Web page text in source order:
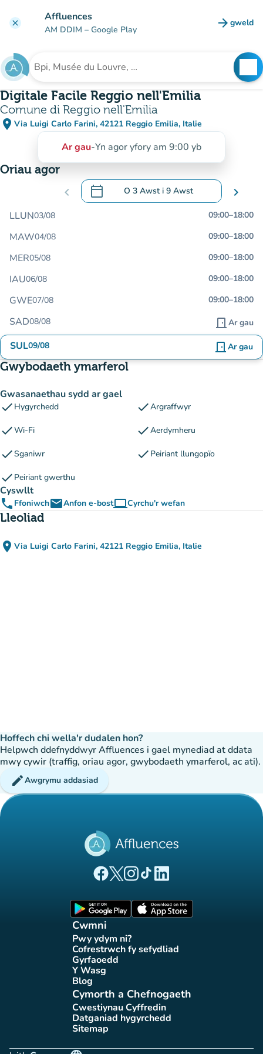
clear Affluences
AM DDIM – Google Play arrow_forward gweld
(tab
Chwilio am sefydliad
Digitale Facile Reggio nell'Emilia
Comune di Reggio nell'Emilia
place Via Luigi Carlo Farini, 42121 Reggio Emilia, Italie
(agor yn Google Maps)
(tab newydd)
Ar gau-Yn agor yfory am 9:00 yb
Oriau agor
chevron_left calendar_today O 3 Awst i 9 Awst
.Agor y calendr i newid dyddiadau chevron_right
LLUN03/08 09:00–18:00
MAW04/08 09:00–18:00
MER05/08 09:00–18:00
IAU06/08 09:00–18:00
GWE07/08 09:00–18:00
SAD08/08 door_front Ar gau
SUL09/08 door_front Ar gau
Gwybodaeth ymarferol
Gwasanaethau sydd ar gael
check Hygyrchedd checkArgraffwyr
checkWi-Fi checkAerdymheru
checkSganiwr check Peiriant llungopïo
check Peiriant gwerthu
Cyswllt
phone FfoniwchemailAnfon e-bostcomputerCyrchu'r wefan
(tab newydd)
Lleoliad
place Via Luigi Carlo Farini, 42121 Reggio Emilia, Italie
(agor yn Google Maps)
(tab newydd)
Hoffech chi wella'r dudalen hon?
Helpwch ddefnyddwyr Affluences i gael mynediad at ddata
mwy cywir (traffig, oriau agor, gwybodaeth ymarferol, ac ati).
editAwgrymu addasiad
(tab newydd)
(tab newydd)
(tab newydd)
(tab newydd)
(tab newydd)
Cwmni
Pwy ydym ni?
(tab newydd)
Cofrestrwch fy sefydliad
(tab newydd)
Gyrfaoedd(tab newydd)
Y Wasg(tab newydd)
Blog(tab newydd)
Cymorth a Chefnogaeth
Cwestiynau Cyffredin
(tab newydd)
Datganiad hygyrchedd
(tab newydd)
Sitemap(tab newydd)